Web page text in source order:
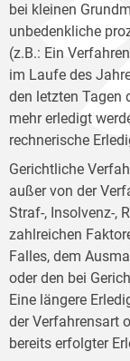
bei kleinen
unbedenkliche
(z.B.: Ein
im Laufe des
den letzten Tagen
mehr erledigt
rechnerische
Gerichtliche
außer von der
Straf-, Insolvenz-,
zahlreichen
Falles, dem
oder den bei
Eine längere
der Verfahrensart
bereits erfolgter